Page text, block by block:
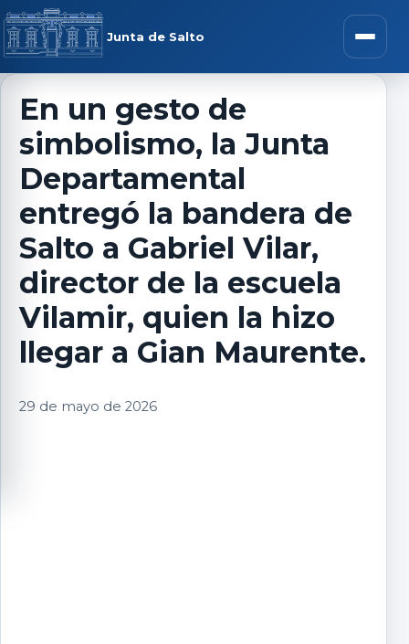
Saltar al contenido
Junta de Salto Abrir
menú
En un gesto de
simbolismo, la Junta
Departamental
entregó la bandera de
Salto a Gabriel Vilar,
director de la escuela
Vilamir, quien la hizo
llegar a Gian Maurente.
29 de mayo de 2026